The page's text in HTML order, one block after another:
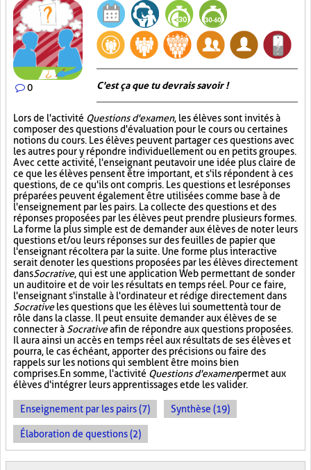
0 C'est ça que tu devrais savoir !
Lors de l'activité Questions d'examen, les élèves sont invités à
composer des questions d'évaluation pour le cours ou certaines
notions du cours. Les élèves peuvent partager ces questions avec
les autres pour y répondre individuellement ou en petits groupes.
Avec cette activité, l'enseignant peut avoir une idée plus claire de
ce que les élèves pensent être important, et s'ils répondent à ces
questions, de ce qu'ils ont compris. Les questions et les réponses
préparées peuvent également être utilisées comme base à de
l'enseignement par les pairs. La collecte des questions et des
réponses proposées par les élèves peut prendre plusieurs formes.
La forme la plus simple est de demander aux élèves de noter leurs
questions et/ou leurs réponses sur des feuilles de papier que
l'enseignant récoltera par la suite. Une forme plus interactive
serait de noter les questions proposées par les élèves directement
dansSocrative, qui est une application Web permettant de sonder
un auditoire et de voir les résultats en temps réel. Pour ce faire,
l'enseignant s'installe à l'ordinateur et rédige directement dans
Socrativeles questions que les élèves lui soumettent à tour de
rôle dans la classe. Il peut ensuite demander aux élèves de se
connecter à Socrativeafin de répondre aux questions proposées.
Il aura ainsi un accès en temps réel aux résultats de ses élèves et
pourra, le cas échéant, apporter des précisions ou faire des
rappels sur les notions qui semblent être moins bien
comprises. En somme, l'activité Questions d'examenpermet aux
élèves d'intégrer leurs apprentissages et de les valider.
Enseignement par les pairs (7) Synthèse (19)
Élaboration de questions (2)